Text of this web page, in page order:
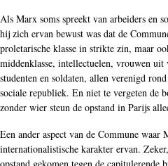
Als Marx soms spreekt van arbeiders en
hij zich ervan bewust was dat de
proletarische klasse in strikte zin, maar
middenklasse, intellectuelen, vrouwen uit
studenten en soldaten, allen verenigd
sociale republiek. En niet te vergeten de
zonder wier steun de opstand in Parijs
Een ander aspect van de Commune waar
internationalistische karakter ervan.